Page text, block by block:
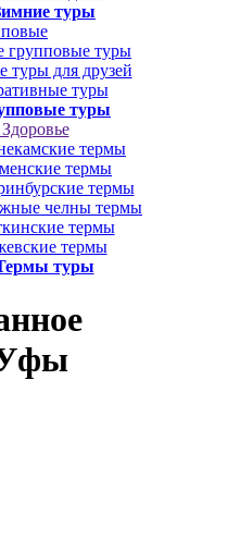
туры
групповые туры
туры для друзей
туры
туры
термы
термы
термы
челны термы
термы
термы
туры